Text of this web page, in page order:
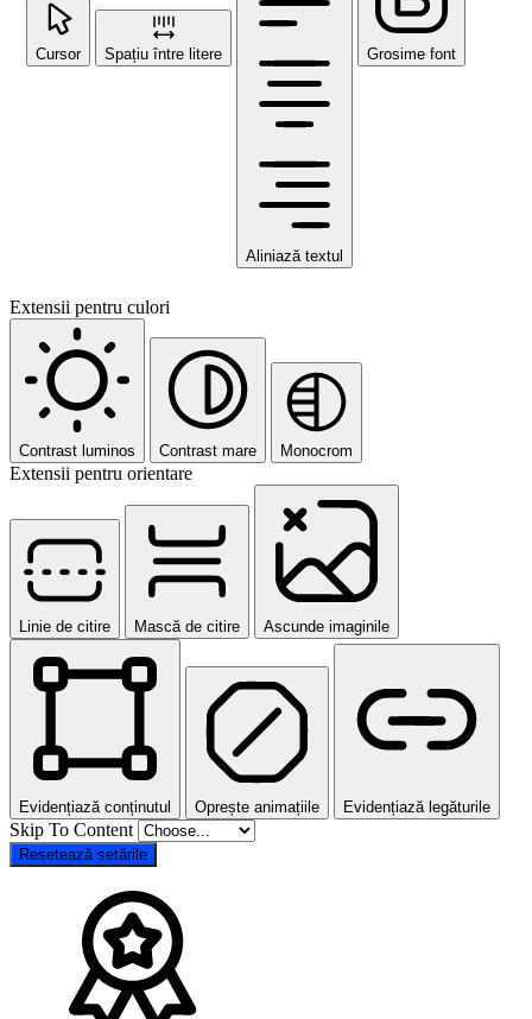
Cursor Spațiu între litere
Aliniază textul
Grosime font
Extensii pentru culori
Contrast luminos Contrast mare Monocrom
Extensii pentru orientare
Linie de citire Mască de citire Ascunde imaginile
Evidențiază conținutul Oprește animațiile Evidențiază legăturile
Skip To Content
Resetează setările